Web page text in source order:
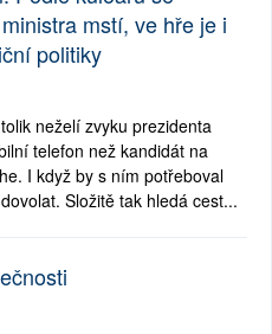
mstí, ve hře je i
politiky
neželí zvyku prezidenta
telefon než kandidát na
I když by s ním potřeboval
Složitě tak hledá cest...